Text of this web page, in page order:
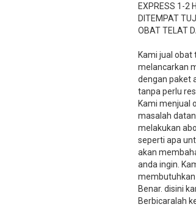
EXPRESS 1-2
DITEMPAT
OBAT TELAT
Kami jual
melancarkan
dengan paket
tanpa perlu
Kami menjual
masalah
melakukan
seperti apa
akan
anda ingin.
membutuhkan
Benar. disini
Berbicaralah